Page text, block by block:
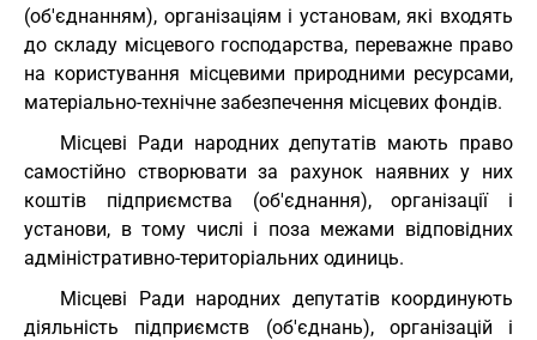
(об'єднанням), організаціям і установам, які входять
до складу місцевого господарства, переважне право
на користування місцевими природними ресурсами,
матеріально-технічне забезпечення місцевих фондів.
Місцеві Ради народних депутатів мають право
самостійно створювати за рахунок наявних у них
коштів підприємства (об'єднання), організації і
установи, в тому числі і поза межами відповідних
адміністративно-територіальних одиниць.
Місцеві Ради народних депутатів координують
діяльність підприємств (об'єднань), організацій і